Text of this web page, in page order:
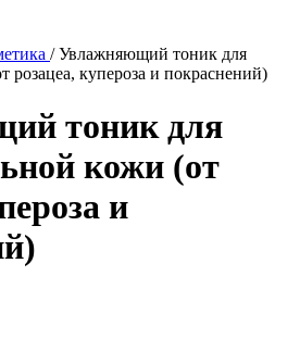
/Увлажняющий тоник для
розацеа, купероза и покраснений)
тоник для
кожи (от
и